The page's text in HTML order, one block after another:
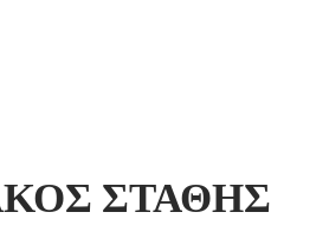
ΣΤΑΘΗΣ